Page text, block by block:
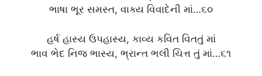
ભાષા ભૂર સમસ્ત, વાક્ય વિવાદેની માં…૬૦
હર્ષ હાસ્ય ઉપહાસ્ય, કાવ્ય કવિત વિતતું માં
ભાવ ભેદ નિજ ભાસ્ય, ભ્રાન્ત ભલી ચિત્ત તું માં…૬૧